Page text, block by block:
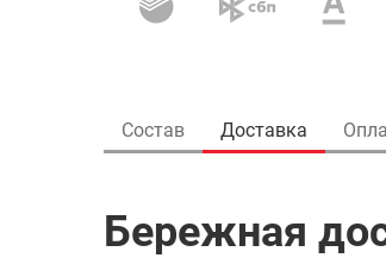
Состав Доставка
Бережная